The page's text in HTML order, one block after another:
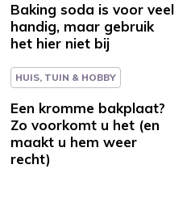
Baking soda is voor veel
handig, maar gebruik
het hier niet bij
HUIS, TUIN & HOBBY
Een kromme bakplaat?
Zo voorkomt u het (en
maakt u hem weer
recht)